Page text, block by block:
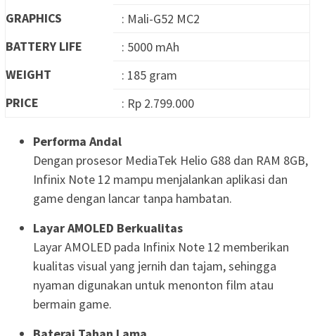
GRAPHICS
: Mali-G52 MC2
BATTERY LIFE
: 5000 mAh
WEIGHT
: 185 gram
PRICE
: Rp 2.799.000
Performa Andal
Dengan prosesor MediaTek Helio G88 dan RAM 8GB,
Infinix Note 12 mampu menjalankan aplikasi dan
game dengan lancar tanpa hambatan.
Layar AMOLED Berkualitas
Layar AMOLED pada Infinix Note 12 memberikan
kualitas visual yang jernih dan tajam, sehingga
nyaman digunakan untuk menonton film atau
bermain game.